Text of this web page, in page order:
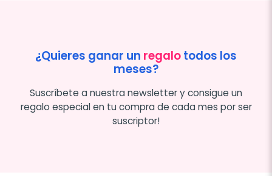
¿Quieres ganar un regalotodos los
meses?
Suscríbete a nuestra newsletter y consigue un
regalo especial en tu compra de cada mes por ser
suscriptor!